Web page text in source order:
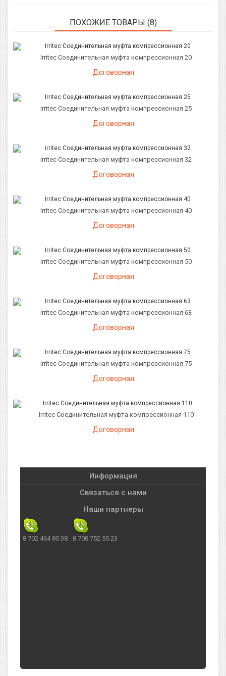
ПОХОЖИЕ ТОВАРЫ (8)
Irritec Соединительная муфта компрессионная 20
Договорная
Irritec Соединительная муфта компрессионная 25
Договорная
irritec Соединительная муфта компрессионная 32
Договорная
Irritec Соединительная муфта компрессионная 40
Договорная
Irritec Соединительная муфта компрессионная 50
Договорная
Irritec Соединительная муфта компрессионная 63
Договорная
Irritec Соединительная муфта компрессионная 75
Договорная
Irritec Соединительная муфта компрессионная 110
Договорная
Информация
Связаться с нами
Наши партнеры
8 702 464 80 38 8 708 752 55 23